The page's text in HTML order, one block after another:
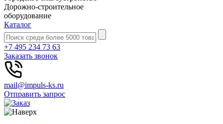
Дорожно-строительное
оборудование
Каталог
+7 495 234 73 63
Заказать звонок
mail@impuls-ks.ru
Отправить запрос